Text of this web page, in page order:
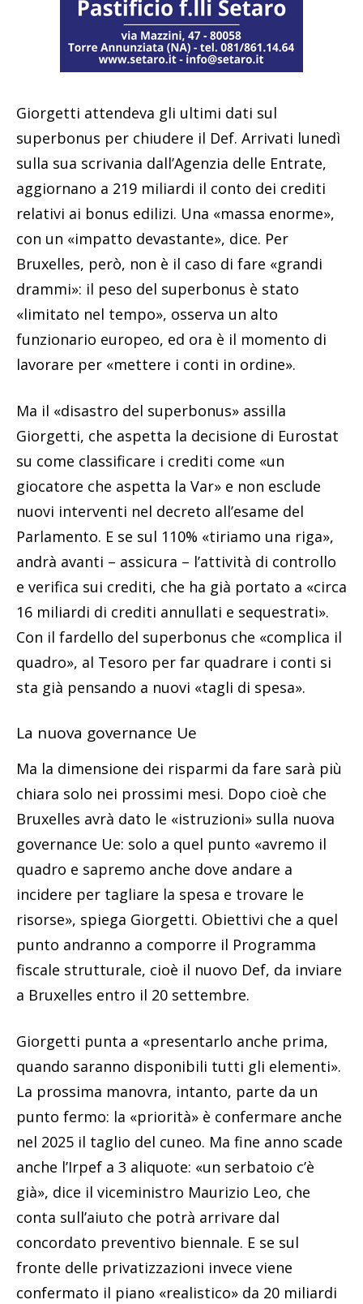
Giorgetti attendeva gli ultimi dati sul
superbonus per chiudere il Def. Arrivati lunedì
sulla sua scrivania dall’Agenzia delle Entrate,
aggiornano a 219 miliardi il conto dei crediti
relativi ai bonus edilizi. Una «massa enorme»,
con un «impatto devastante», dice. Per
Bruxelles, però, non è il caso di fare «grandi
drammi»: il peso del superbonus è stato
«limitato nel tempo», osserva un alto
funzionario europeo, ed ora è il momento di
lavorare per «mettere i conti in ordine».
Ma il «disastro del superbonus» assilla
Giorgetti, che aspetta la decisione di Eurostat
su come classificare i crediti come «un
giocatore che aspetta la Var» e non esclude
nuovi interventi nel decreto all’esame del
Parlamento. E se sul 110% «tiriamo una riga»,
andrà avanti – assicura – l’attività di controllo
e verifica sui crediti, che ha già portato a «circa
16 miliardi di crediti annullati e sequestrati».
Con il fardello del superbonus che «complica il
quadro», al Tesoro per far quadrare i conti si
sta già pensando a nuovi «tagli di spesa».
La nuova governance Ue
Ma la dimensione dei risparmi da fare sarà più
chiara solo nei prossimi mesi. Dopo cioè che
Bruxelles avrà dato le «istruzioni» sulla nuova
governance Ue: solo a quel punto «avremo il
quadro e sapremo anche dove andare a
incidere per tagliare la spesa e trovare le
risorse», spiega Giorgetti. Obiettivi che a quel
punto andranno a comporre il Programma
fiscale strutturale, cioè il nuovo Def, da inviare
a Bruxelles entro il 20 settembre.
Giorgetti punta a «presentarlo anche prima,
quando saranno disponibili tutti gli elementi».
La prossima manovra, intanto, parte da un
punto fermo: la «priorità» è confermare anche
nel 2025 il taglio del cuneo. Ma fine anno scade
anche l’Irpef a 3 aliquote: «un serbatoio c’è
già», dice il viceministro Maurizio Leo, che
conta sull’aiuto che potrà arrivare dal
concordato preventivo biennale. E se sul
fronte delle privatizzazioni invece viene
confermato il piano «realistico» da 20 miliardi